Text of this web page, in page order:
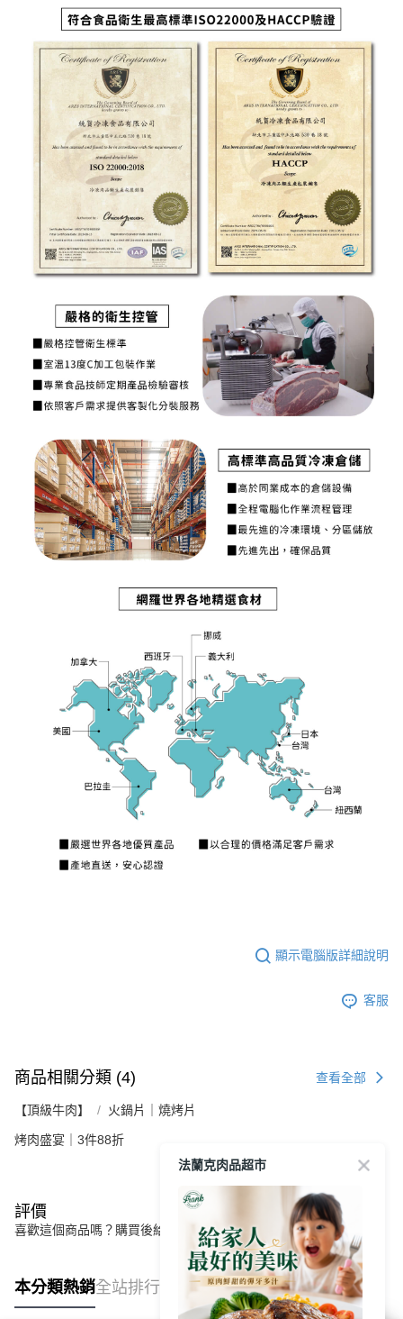
顯示電腦版詳細說明
客服
商品相關分類 (4) 查看全部
【頂級牛肉】 火鍋片｜燒烤片
烤肉盛宴｜3件88折
評價
喜歡這個商品嗎？購買後給他一個好評吧
本分類熱銷全站排行
法蘭克肉品超市